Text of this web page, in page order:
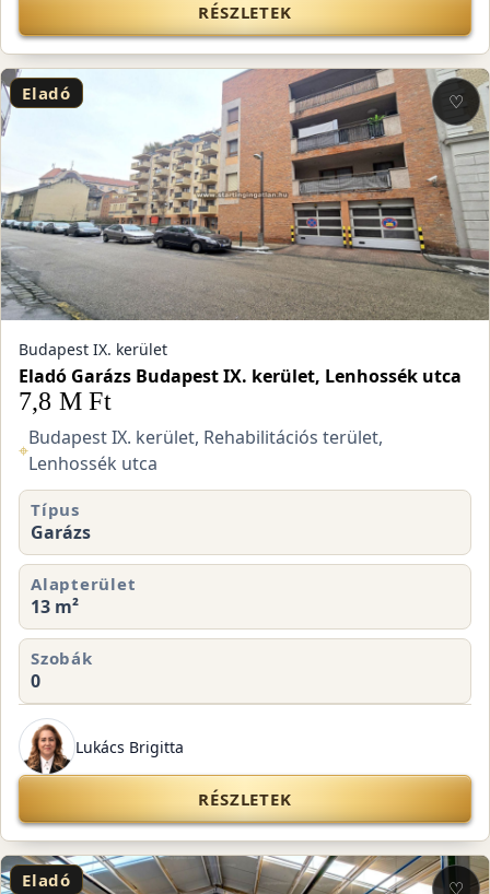
RÉSZLETEK
Eladó ♡
Budapest IX. kerület
Eladó Garázs Budapest IX. kerület, Lenhossék utca
7,8 M Ft
⌖
Budapest IX. kerület, Rehabilitációs terület,
Lenhossék utca
Típus
Garázs
Alapterület
13 m²
Szobák
0
Lukács Brigitta
RÉSZLETEK
Eladó ♡